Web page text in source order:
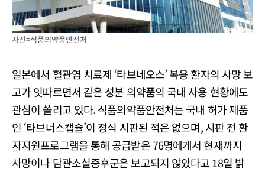
사진=식품의약품안전처
일본에서 혈관염 치료제 ‘타브네오스’ 복용 환자의 사망 보
고가 잇따르면서 같은 성분 의약품의 국내 사용 현황에도
관심이 쏠리고 있다. 식품의약품안전처는 국내 허가 제품
인 ‘타브너스캡슐’이 정식 시판된 적은 없으며, 시판 전 환
자지원프로그램을 통해 공급받은 76명에게서 현재까지
사망이나 담관소실증후군은 보고되지 않았다고 18일 밝